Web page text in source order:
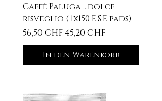
Caffè Paluga ...dolce
risveglio ( 1x150 E.S.E pads)
Standardpreis
56,50 CHFSale-Preis
45,20 CHF
In den Warenkorb